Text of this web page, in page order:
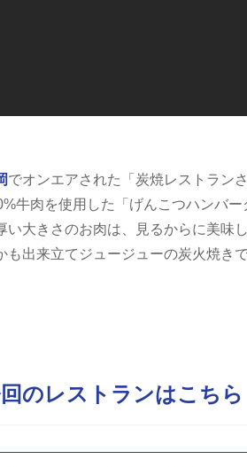
でオンエアされた「炭焼レストラン
牛肉を使用した「げんこつハンバー
い大きさのお肉は、見るからに美味
も出来立てジュージューの炭火焼きで
のレストランはこちら